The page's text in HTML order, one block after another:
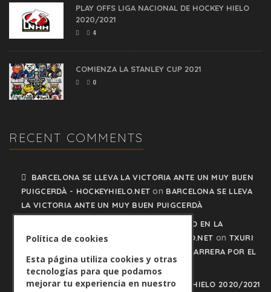
PLAY OFFS LIGA NACIONAL DE HOCKEY HIELO
2020/2021
4
COMIENZA LA STANLEY CUP 2021
0
RECENT COMMENTS
BARCELONA SE LLEVA LA VICTORIA ANTE UN MUY BUEN
PUIGCERDÀ - HOCKEYHIELO.NET on BARCELONA SE LLEVA
LA VICTORIA ANTE UN MUY BUEN PUIGCERDÀ
TXURI URDIN Y JACA NO PISAN EL FRENO EN LA
CARRERA POR EL LIDERATO - HOCKEYHIELO.NET on TXURI
URDIN Y JACA NO PISAN EL FRENO EN LA CARRERA POR EL
LIDERATO
PLAY OFFS LIGA IBERDROLA DE HOCKEY HIELO 2020/2021
Política de cookies
Esta página utiliza cookies y otras
tecnologías para que podamos
mejorar tu experiencia en nuestro